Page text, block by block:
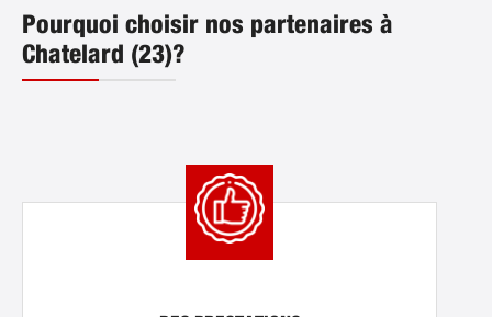
Pourquoi choisir nos partenaires à
Chatelard (23)?